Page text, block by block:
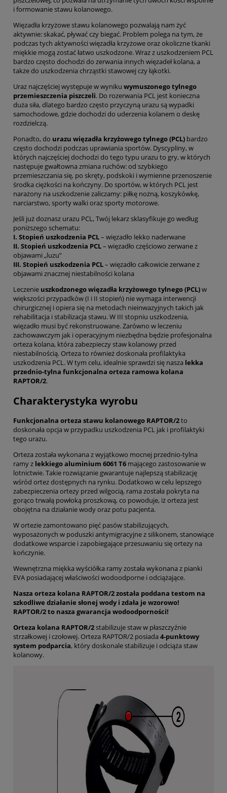
i formowanie stawu kolanowego.
Więzadła krzyżowe stawu kolanowego pozwalają nam żyć
aktywnie: skakać, pływać czy biegać. Problem polega na tym, że
podczas tych aktywności więzadła krzyżowe oraz okoliczne tkanki
miękkie mogą zostać łatwo uszkodzone. Wraz z uszkodzeniem PCL
bardzo często dochodzi do zerwania innych więzadeł kolana, a
także do uszkodzenia chrząstki stawowej czy łąkotki.
Uraz najczęściej występuje w wyniku wymuszonego tylnego
przemieszczenia piszczeli. Do rozerwania PCL jest konieczna
duża siła, dlatego bardzo często przyczyną urazu są wypadki
samochodowe, gdzie dochodzi do uderzenia kolanem o deskę
rozdzielczą.
Ponadto, do urazu więzadła krzyżowego tylnego (PCL) bardzo
często dochodzi podczas uprawiania sportów. Dyscypliny, w
których najczęściej dochodzi do tego typu urazu to gry, w których
następuje gwałtowna zmiana ruchów: od szybkiego
przemieszczania się, po skręty, podskoki i wymienne przenoszenie
środka ciężkości na kończyny. Do sportów, w których PCL jest
narażony na uszkodzenie zaliczamy: piłkę nożną, koszykówkę,
narciarstwo, sporty walki oraz sporty motorowe.
Jeśli już doznasz urazu PCL, Twój lekarz sklasyfikuje go według
poniższego schematu:
I. Stopień uszkodzenia PCL– więzadło lekko naderwane
II. Stopień uszkodzenia PCL– więzadło częściowo zerwane z
objawami „luzu”
III. Stopień uszkodzenia PCL– więzadło całkowicie zerwane z
objawami znacznej niestabilności kolana
Leczenie uszkodzonego więzadła krzyżowego tylnego (PCL)w
większości przypadków (I i II stopień) nie wymaga interwencji
chirurgicznej i opiera się na metodach nieinwazyjnych takich jak
rehabilitacja i stabilizacja stawu. W III stopniu uszkodzenia,
więzadło musi być rekonstruowane. Zarówno w leczeniu
zachowawczym jak i operacyjnym niezbędna będzie profesjonalna
orteza kolana, która zabezpieczy staw kolanowy przed
niestabilnością. Orteza to również doskonała profilaktyka
uszkodzenia PCL. W tym celu, idealnie sprawdzi się nasza lekka
przednio-tylna funkcjonalna orteza ramowa kolana
RAPTOR/2.
Charakterystyka wyrobu
Funkcjonalna orteza stawu kolanowego RAPTOR/2to
doskonała opcja w przypadku uszkodzenia PCL jak i profilaktyki
tego urazu.
Orteza została wykonana z wyjątkowo mocnej przednio-tylna
ramy z lekkiego aluminium 6061 T6 mającego zastosowanie w
lotnictwie. Takie rozwiązanie gwarantuje najlepszą stabilizację
wśród ortez dostępnych na rynku. Dodatkowo w celu lepszego
zabezpieczenia ortezy przed wilgocią, rama została pokryta na
gorąco trwałą powłoką proszkową, co powoduje, iż orteza jest
obojętna na działanie wody oraz potu pacjenta.
W ortezie zamontowano pięć pasów stabilizujących,
wyposażonych w poduszki antymigracyjne z silikonem, stanowiące
dodatkowe wsparcie i zapobiegające przesuwaniu się ortezy na
kończynie.
Wewnętrzna miękka wyściółka ramy została wykonana z pianki
EVA posiadającej właściwości wodoodporne i odciążające.
Nasza orteza kolana RAPTOR/2 została poddana testom na
szkodliwe działanie słonej wody i zdała je wzorowo!
RAPTOR/2 to nasza gwarancja wodoodporności!
Orteza kolana RAPTOR/2stabilizuje staw w płaszczyźnie
strzałkowej i czołowej. Orteza RAPTOR/2 posiada 4-punktowy
system podparcia, który doskonale stabilizuje i odciąża staw
kolanowy.